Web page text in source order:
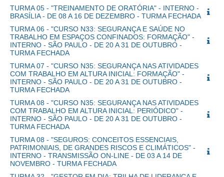
TURMA 05 - "TREINAMENTO DE ORATÓRIA" - INTERNO -
BRASÍLIA - DE 08 A 16 DE DEZEMBRO - TURMA FECHADA
TURMA 06 - "CURSO N33: SEGURANÇA E SAÚDE NO
TRABALHO EM ESPAÇOS CONFINADOS: FORMAÇÃO" -
INTERNO - SÃO PAULO - DE 20 A 31 DE OUTUBRO -
TURMA FECHADA
TURMA 07 - "CURSO N35: SEGURANÇA NAS ATIVIDADES
COM TRABALHO EM ALTURA INICIAL: FORMAÇÃO" -
INTERNO - SÃO PAULO - DE 20 A 31 DE OUTUBRO -
TURMA FECHADA
TURMA 08 - "CURSO N35: SEGURANÇA NAS ATIVIDADES
COM TRABALHO EM ALTURA INICIAL: PERIÓDICO" -
INTERNO - SÃO PAULO - DE 20 A 31 DE OUTUBRO -
TURMA FECHADA
TURMA 08 - "SEGUROS: CONCEITOS ESSENCIAIS,
PATRIMONIAIS, DE GRANDES RISCOS E CLIMÁTICOS" -
INTERNO - TRANSMISSÃO ON-LINE - DE 03 A 14 DE
NOVEMBRO - TURMA FECHADA